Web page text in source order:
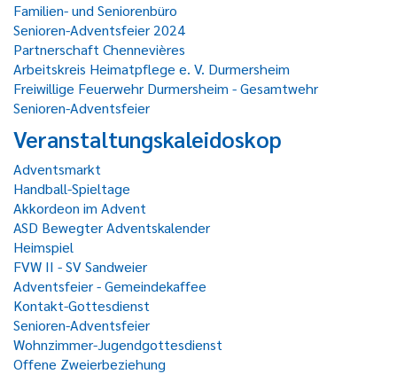
Familien- und Seniorenbüro
Senioren-Adventsfeier 2024
Partnerschaft Chennevières
Arbeitskreis Heimatpflege e. V. Durmersheim
Freiwillige Feuerwehr Durmersheim - Gesamtwehr
Senioren-Adventsfeier
Veranstaltungskaleidoskop
Adventsmarkt
Handball-Spieltage
Akkordeon im Advent
ASD Bewegter Adventskalender
Heimspiel
FVW II - SV Sandweier
Adventsfeier - Gemeindekaffee
Kontakt-Gottesdienst
Senioren-Adventsfeier
Wohnzimmer-Jugendgottesdienst
Offene Zweierbeziehung